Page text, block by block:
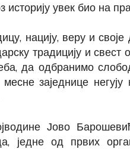
историју увек био на
нацију, веру и
традицију и свест
да одбранимо
заједнице
Јово Барошевић
једне од првих